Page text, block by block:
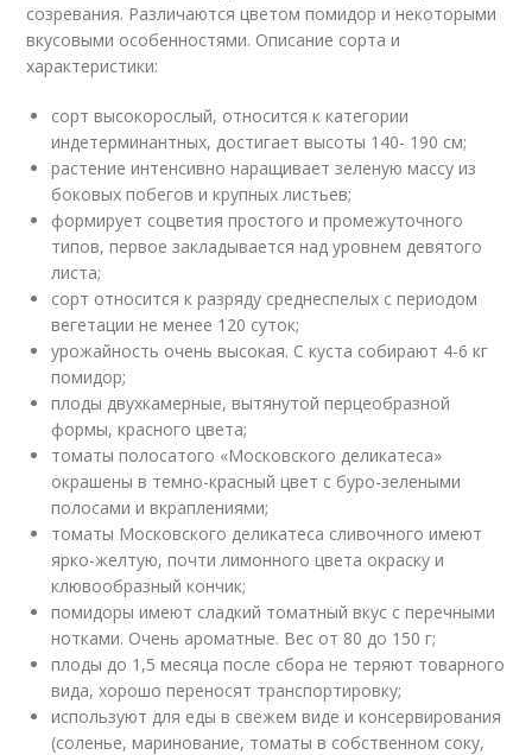
созревания. Различаются цветом помидор и некоторыми
вкусовыми особенностями. Описание сорта и
характеристики:
сорт высокорослый, относится к категории
индетерминантных, достигает высоты 140- 190 см;
растение интенсивно наращивает зеленую массу из
боковых побегов и крупных листьев;
формирует соцветия простого и промежуточного
типов, первое закладывается над уровнем девятого
листа;
сорт относится к разряду среднеспелых с периодом
вегетации не менее 120 суток;
урожайность очень высокая. С куста собирают 4-6 кг
помидор;
плоды двухкамерные, вытянутой перцеобразной
формы, красного цвета;
томаты полосатого «Московского деликатеса»
окрашены в темно-красный цвет с буро-зелеными
полосами и вкраплениями;
томаты Московского деликатеса сливочного имеют
ярко-желтую, почти лимонного цвета окраску и
клювообразный кончик;
помидоры имеют сладкий томатный вкус с перечными
нотками. Очень ароматные. Вес от 80 до 150 г;
плоды до 1,5 месяца после сбора не теряют товарного
вида, хорошо переносят транспортировку;
используют для еды в свежем виде и консервирования
(соленье, маринование, томаты в собственном соку,